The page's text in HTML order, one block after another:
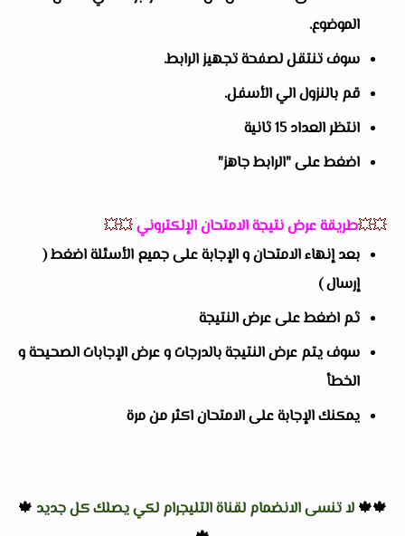
الموضوع.
سوف تنتقل لصفحة تجهيز الرابط.
قم بالنزول الي الأسفل.
انتظر العداد 15 ثانية
اضغط على "الرابط جاهز"
💥💥طريقة عرض نتيجة الامتحان الإلكتروني💥💥
بعد إنهاء الامتحان و الإجابة على جميع الأسئلة اضغط (
إرسال )
ثم اضغط على عرض النتيجة
سوف يتم عرض النتيجة بالدرجات و عرض الإجابات الصحيحة و
الخطأ
يمكنك الإجابة على الامتحان اكثر من مرة
🍁🍁 لا تنسى الانضمام لقناة التليجرام لكي يصلك كل جديد 🍁